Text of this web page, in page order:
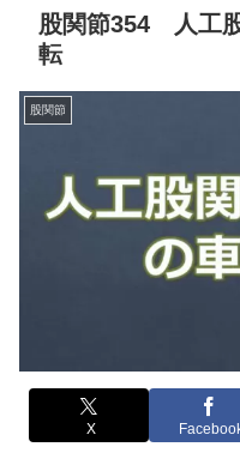
股関節354 人工
転
股関節
X